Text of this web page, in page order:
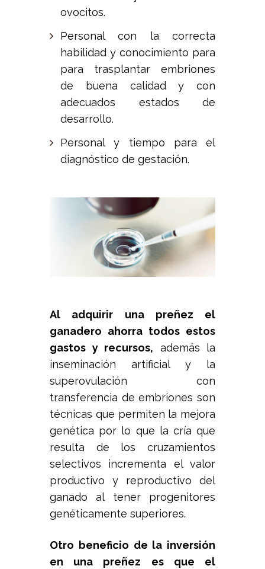
ovocitos.
Personal con la correcta
habilidad y conocimiento para
para trasplantar embriones
de buena calidad y con
adecuados estados de
desarrollo.
Personal y tiempo para el
diagnóstico de gestación.
Al adquirir una preñez el
ganadero ahorra todos estos
gastos y recursos, además la
inseminación artificial y la
superovulación con
transferencia de embriones son
técnicas que permiten la mejora
genética por lo que la cría que
resulta de los cruzamientos
selectivos incrementa el valor
productivo y reproductivo del
ganado al tener progenitores
genéticamente superiores.
Otro beneficio de la inversión
en una preñez es que el